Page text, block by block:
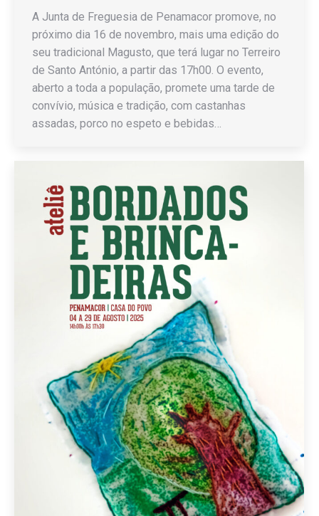
A Junta de Freguesia de Penamacor promove, no
próximo dia 16 de novembro, mais uma edição do
seu tradicional Magusto, que terá lugar no Terreiro
de Santo António, a partir das 17h00. O evento,
aberto a toda a população, promete uma tarde de
convívio, música e tradição, com castanhas
assadas, porco no espeto e bebidas…